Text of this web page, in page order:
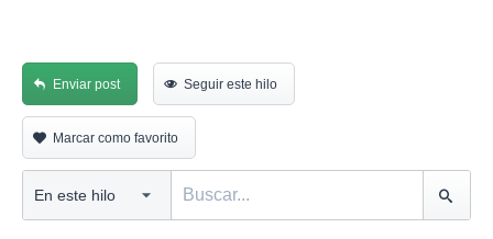
Enviar post Seguir este hilo
Marcar como favorito